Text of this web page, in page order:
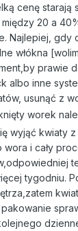
cenę starają
20 a
Najlepiej, gdy
włókna
prawie
albo inne
usunąć z
worek
wyjąć kwiaty
i cały
tygodniu.